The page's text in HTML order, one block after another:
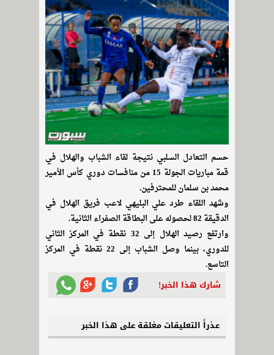
حسم التعادل السلبي نتيجة لقاء الشباب والهلال في
قمة مباريات الجولة 15 من منافسات دوري كأس الأمير
محمد بن سلمان للمحترفين.
وشهد اللقاء طرد علي البليهي لاعب فريق الهلال في
الدقيقة 82 لحصوله على البطاقة الصفراء الثانية.
وارتفع رصيد الهلال إلى 32 نقطة في المركز الثاني
للدوري، بينما وصل الشباب إلى 22 نقطة في المركز
التاسع.
شارك هذا الخبر!
عذراً التعليقات مغلقة على هذا الخبر